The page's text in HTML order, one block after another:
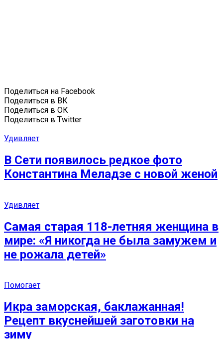
Поделиться на Facebook
Поделиться в ВК
Поделиться в ОК
Поделиться в Twitter
Удивляет
В Сети появилось редкое фото
Константина Меладзе с новой женой
Удивляет
Самая старая 118-летняя женщина в
мире: «Я никогда не была замужем и
не рожала детей»
Помогает
Икра заморская, баклажанная!
Рецепт вкуснейшей заготовки на
зиму